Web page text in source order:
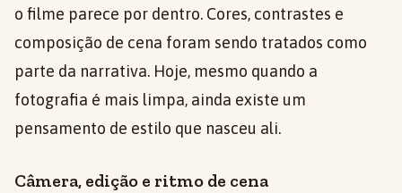
o filme parece por dentro. Cores, contrastes e
composição de cena foram sendo tratados como
parte da narrativa. Hoje, mesmo quando a
fotografia é mais limpa, ainda existe um
pensamento de estilo que nasceu ali.
Câmera, edição e ritmo de cena